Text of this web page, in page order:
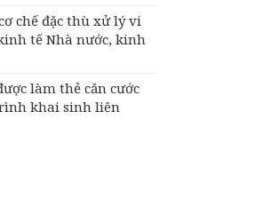
đặc thù xử lý vi phạm
liên quan kinh tế Nhà
chế đặc thù xử lý vi
tế Nhà nước, kinh
làm thẻ căn cước
khai sinh liên